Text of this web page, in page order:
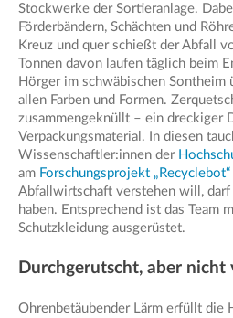
Stockwerke der Sortieranlage.
Förderbändern, Schächten und
Kreuz und quer schießt der Abfall
Tonnen davon laufen täglich beim
Hörger im schwäbischen Sontheim
allen Farben und Formen.
zusammengeknüllt – ein dreckiger
Verpackungsmaterial. In diesen
Wissenschaftler:innen der
am Forschungsprojekt „Recyclebot“
Abfallwirtschaft verstehen will,
haben. Entsprechend ist das Team
Schutzkleidung ausgerüstet.
Durchgerutscht, aber nicht
Ohrenbetäubender Lärm erfüllt die